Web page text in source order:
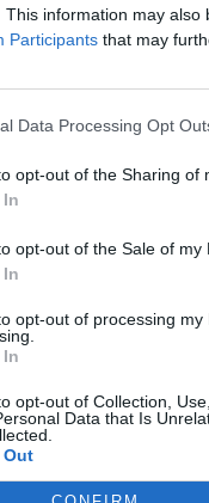
This information may
Participants that may
Data Processing Opt
opt-out of the Sharing of
opt-out of the Sale of my
opt-out of processing
opt-out of Collection,
Data that Is